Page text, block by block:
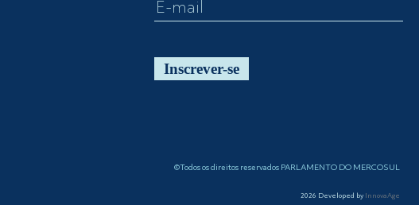
Inscrever-se
©Todos os direitos reservados PARLAMENTO DO MERCOSUL
2026 Developed by InnovaAge